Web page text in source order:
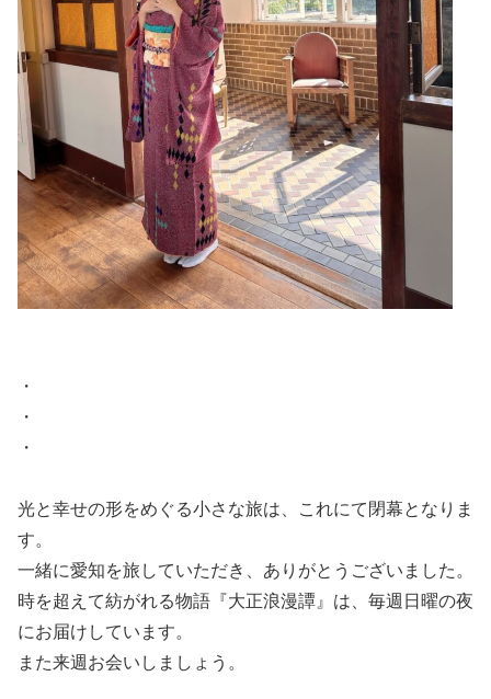
・
・
・
光と幸せの形をめぐる小さな旅は、これにて閉幕となりま
す。
一緒に愛知を旅していただき、ありがとうございました。
時を超えて紡がれる物語『大正浪漫譚』は、毎週日曜の夜
にお届けしています。
また来週お会いしましょう。